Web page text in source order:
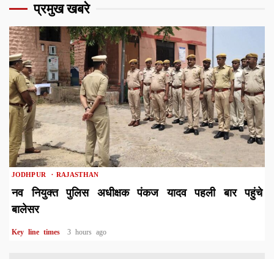
प्रमुख खबरे
1 min read
JODHPUR RAJASTHAN
नव नियुक्त पुलिस अधीक्षक पंकज यादव पहली बार पहुंचे
बालेसर
Key line times 3 hours ago